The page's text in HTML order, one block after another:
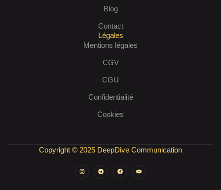
Blog
Contact
Légales
Mentions légales
CGV
CGU
Confidentialité
Cookies
Copyright © 2025 DeepDive Communication